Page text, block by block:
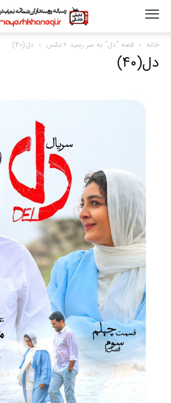
خانه قصه “دل” به سر رسید +عکس دل(۴۰)
دل(۴۰)